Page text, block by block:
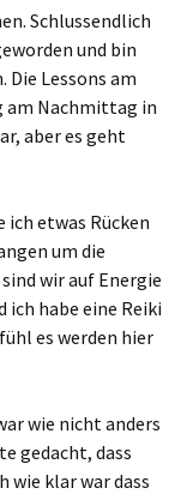
Schlussendlich
und bin
Die Lessons am
am Nachmittag in
aber es geht
etwas Rücken
um die
wir auf Energie
habe eine Reiki
es werden hier
wie nicht anders
gedacht, dass
wie klar war dass